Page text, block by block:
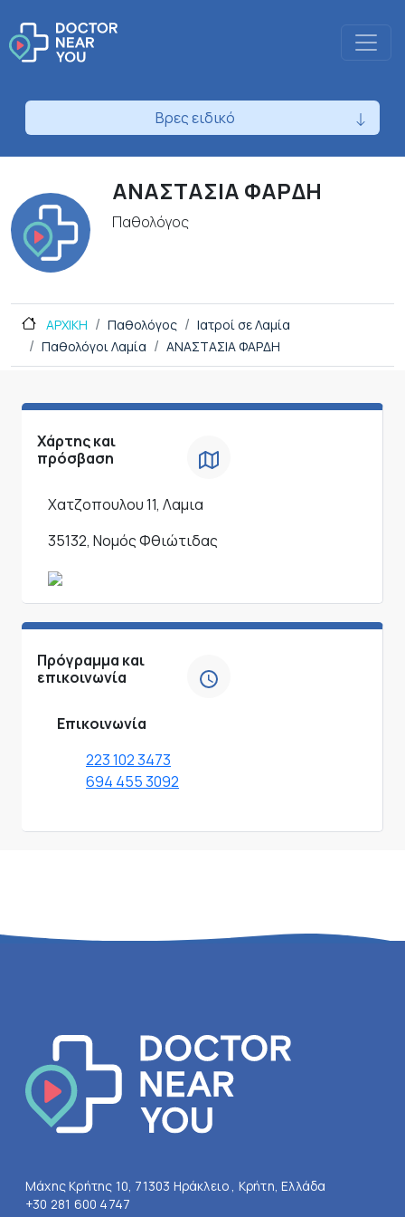
Βρες ειδικό
ΑΝΑΣΤΑΣΙΑ ΦΑΡΔΗ
Παθολόγος
ΑΡΧΙΚΗ Παθολόγος
Ιατροί σε Λαμία
Παθολόγοι Λαμία
ΑΝΑΣΤΑΣΙΑ ΦΑΡΔΗ
Χάρτης και
πρόσβαση
Χατζοπουλου 11, Λαμια
35132, Νομός Φθιώτιδας
Πρόγραμμα και
επικοινωνία
Επικοινωνία
223 102 3473
694 455 3092
Μάχης Κρήτης 10, 71303 Ηράκλειο , Κρήτη, Ελλάδα
+30 281 600 4747